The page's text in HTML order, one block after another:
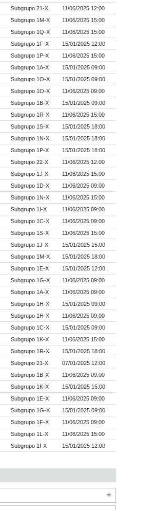
Subgrupo 21-X
11/06/2025 12:00
Subgrupo 1M-X
11/06/2025 15:00
Subgrupo 1Q-X
11/06/2025 15:00
Subgrupo 1F-X
15/01/2025 12:00
Subgrupo 1P-X
11/06/2025 15:00
Subgrupo 1A-X
15/01/2025 09:00
Subgrupo 1O-X
15/01/2025 09:00
Subgrupo 1O-X
11/06/2025 09:00
Subgrupo 1B-X
15/01/2025 09:00
Subgrupo 1R-X
11/06/2025 15:00
Subgrupo 1S-X
15/01/2025 18:00
Subgrupo 1N-X
15/01/2025 18:00
Subgrupo 1P-X
15/01/2025 18:00
Subgrupo 22-X
11/06/2025 12:00
Subgrupo 1J-X
11/06/2025 15:00
Subgrupo 1D-X
11/06/2025 09:00
Subgrupo 1N-X
11/06/2025 15:00
Subgrupo 1I-X
11/06/2025 09:00
Subgrupo 1C-X
11/06/2025 09:00
Subgrupo 1S-X
11/06/2025 15:00
Subgrupo 1J-X
15/01/2025 15:00
Subgrupo 1M-X
15/01/2025 18:00
Subgrupo 1E-X
15/01/2025 12:00
Subgrupo 1G-X
11/06/2025 09:00
Subgrupo 1A-X
11/06/2025 09:00
Subgrupo 1H-X
15/01/2025 09:00
Subgrupo 1H-X
11/06/2025 09:00
Subgrupo 1C-X
15/01/2025 09:00
Subgrupo 1K-X
11/06/2025 15:00
Subgrupo 1R-X
15/01/2025 18:00
Subgrupo 21-X
07/01/2025 12:00
Subgrupo 1B-X
11/06/2025 09:00
Subgrupo 1K-X
15/01/2025 15:00
Subgrupo 1E-X
11/06/2025 09:00
Subgrupo 1G-X
15/01/2025 09:00
Subgrupo 1F-X
11/06/2025 09:00
Subgrupo 1L-X
11/06/2025 15:00
Subgrupo 1I-X 15/01/2025 12:00